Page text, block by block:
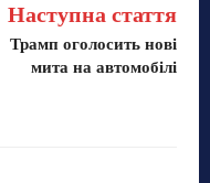
Наступна стаття
Трамп оголосить нові
мита на автомобілі